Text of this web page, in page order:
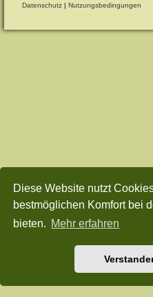
Diese Website nutzt
bestmöglichen Komfort bei
bieten. Mehr erfahren
Datenschutz |Nutzungsbedingungen